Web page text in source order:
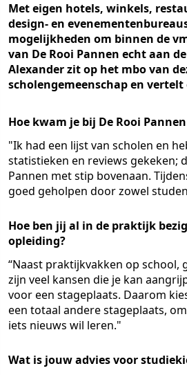
Met eigen hotels, winkels,
design- en
mogelijkheden om binnen de
van De Rooi Pannen echt aan
Alexander zit op het mbo van
scholengemeenschap en
Hoe kwam je bij De Rooi
"Ik had een lijst van scholen en
statistieken en reviews gekeken;
Pannen met stip bovenaan.
goed geholpen door zowel
Hoe ben jij al in de praktijk
opleiding?
“Naast praktijkvakken op school,
zijn veel kansen die je kan
voor een stageplaats. Daarom
een totaal andere stageplaats,
iets nieuws wil leren."
Wat is jouw advies voor